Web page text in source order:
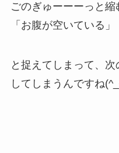
ごのぎゅーーーっと
「お腹が空いている」
と捉えてしまって、
してしまうんですね